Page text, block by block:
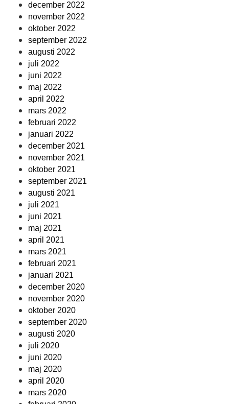
december 2022
november 2022
oktober 2022
september 2022
augusti 2022
juli 2022
juni 2022
maj 2022
april 2022
mars 2022
februari 2022
januari 2022
december 2021
november 2021
oktober 2021
september 2021
augusti 2021
juli 2021
juni 2021
maj 2021
april 2021
mars 2021
februari 2021
januari 2021
december 2020
november 2020
oktober 2020
september 2020
augusti 2020
juli 2020
juni 2020
maj 2020
april 2020
mars 2020